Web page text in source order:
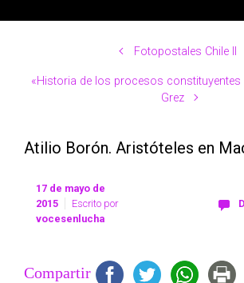
Fotopostales Chile II
«Historia de los procesos constituyentes
Grez
Atilio Borón. Aristóteles en
17 de mayo de
2015
Escrito por
vocesenlucha
Compartir